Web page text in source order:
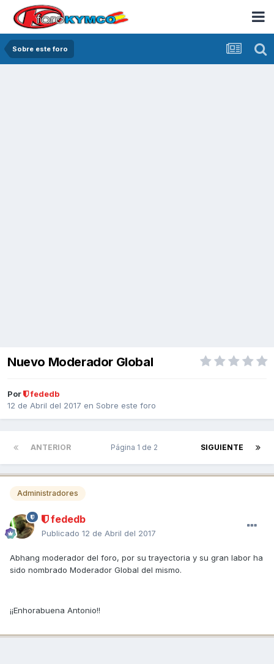
Sobre este foro
Nuevo Moderador Global
Por
fededb
12 de Abril del 2017 en Sobre este foro
ANTERIOR SIGUIENTE
Página 1 de 2
Administradores
fededb
Publicado 12 de Abril del 2017
Abhang moderador del foro, por su trayectoria y su gran labor ha
sido nombrado Moderador Global del mismo.
¡¡Enhorabuena Antonio!!